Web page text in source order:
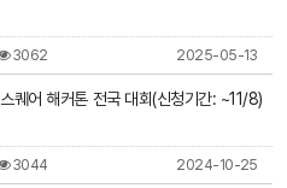
3062 2025-05-13
퀘어 해커톤 전국 대회(신청기간: ~11/8)
3044 2024-10-25